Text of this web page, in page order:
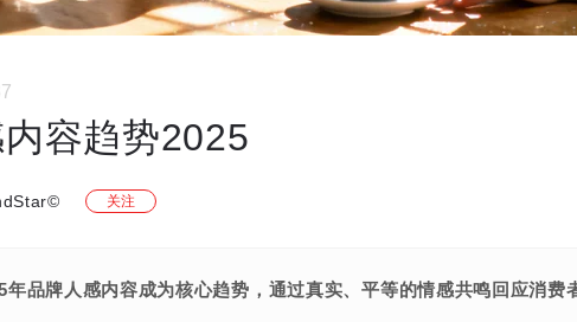
容趋势2025
关注
年品牌人感内容成为核心趋势，通过真实、平等的情感共鸣回应消费